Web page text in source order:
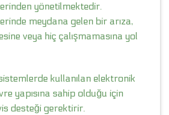
yönetilmektedir.
meydana gelen bir arıza,
veya hiç çalışmamasına yol
kullanılan elektronik
yapısına sahip olduğu için
desteği gerektirir.